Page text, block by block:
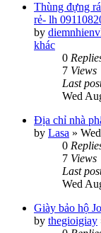
Thùng đựng
rẻ- lh
by
khác
0
7 Views
Last
Wed
Địa chỉ nhà
by Lasa »
0
7 Views
Last
Wed
Giày bảo hộ
by thegioigiay